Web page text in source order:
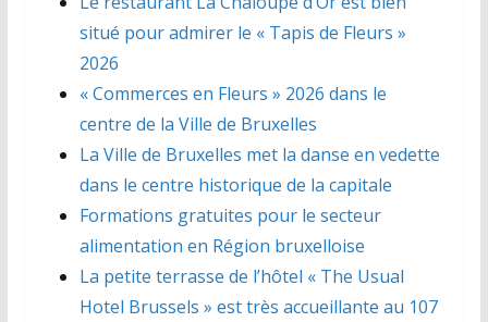
situé pour admirer le « Tapis de Fleurs »
2026
« Commerces en Fleurs » 2026 dans le
centre de la Ville de Bruxelles
La Ville de Bruxelles met la danse en vedette
dans le centre historique de la capitale
Formations gratuites pour le secteur
alimentation en Région bruxelloise
La petite terrasse de l’hôtel « The Usual
Hotel Brussels » est très accueillante au 107